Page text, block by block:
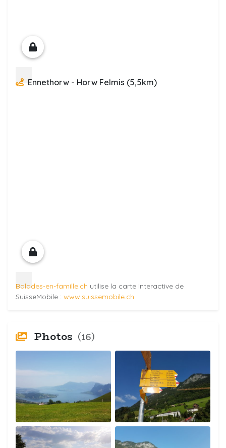
Ennethorw - Horw Felmis (5,5km)
Balades-en-famille.ch utilise la carte interactive de
SuisseMobile : www.suissemobile.ch
Photos (16)